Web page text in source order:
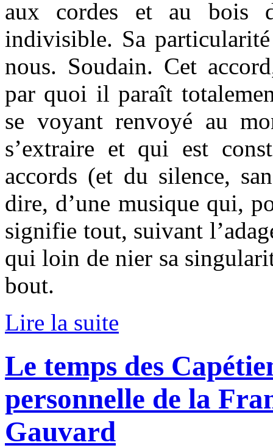
aux cordes et au bois
indivisible. Sa
nous. Soudain. Cet
par quoi il paraît
se voyant renvoyé au
s’extraire et qui est
accords (et du silence,
dire, d’une musique qui,
signifie tout, suivant
qui loin de nier sa
bout.
Lire la suite
Le temps des
personnelle de la
Gauvard